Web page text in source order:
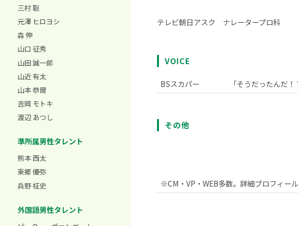
テレビ朝日アスク ナレータープロ科
VOICE
BSスカパー 「そうだったんだ
その他
※CM・VP・WEB多数。詳細プロフィー
三村 聡
元澤 ヒロヨシ
森 伸
山口 征秀
山田 誠一郎
山近 有太
山本 恭爾
吉岡 モトキ
渡辺 あつし
準所属男性タレント
熊本 西太
東郷 優弥
兵野 柾史
外国語男性タレント